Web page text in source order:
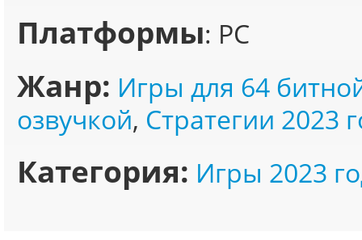
Платформы: PC
Жанр: Игры для 64
озвучкой, Стратегии 2023
Категория: Игры 2023